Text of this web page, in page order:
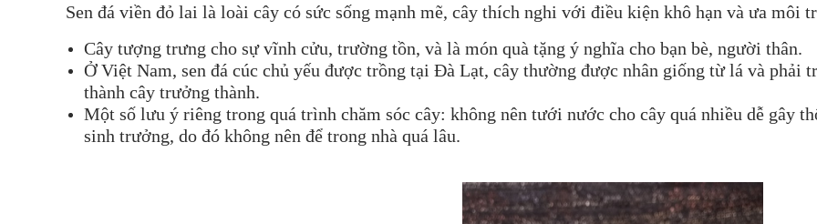
Sen đá viền đỏ lai là loài cây có sức sống mạnh mẽ, cây thích nghi với điều kiện khô hạn và ưa môi
Cây tượng trưng cho sự vĩnh cửu, trường tồn, và là món quà tặng ý nghĩa cho bạn bè, người thân.
Ở Việt Nam, sen đá cúc chủ yếu được trồng tại Đà Lạt, cây thường được nhân giống từ lá và phải
thành cây trưởng thành.
Một số lưu ý riêng trong quá trình chăm sóc cây: không nên tưới nước cho cây quá nhiều dễ gây
sinh trưởng, do đó không nên để trong nhà quá lâu.